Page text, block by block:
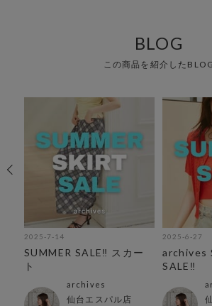
BLOG
この商品を紹介したBLOG
2025-7-14
SUMMER SALE‼︎ スカー
ト
archives
仙台エスパル店
2025-6-27
archives SUMMER
SALE‼︎